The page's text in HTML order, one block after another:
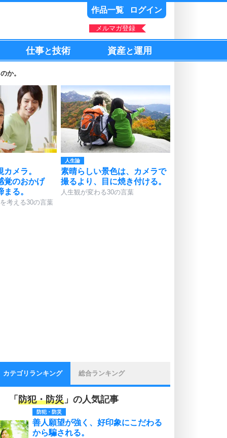
作品一覧 ログイン
メルマガ登録
仕事と技術 資産と運用
か。
メラ。
覚のおかげ
る。
考える30の言葉
人生論
素晴らしい景色は、カメラで
撮るより、目に焼き付ける。
人生観が変わる30の言葉
カテゴリランキング 総合ランキング
「 防犯・防災 」の人気記事
防犯・防災
善人願望が強く、好印象にこだわる
から騙される。